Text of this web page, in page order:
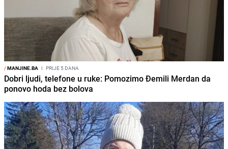
/MANJINE.BA I PRIJE 5 DANA
Dobri ljudi, telefone u ruke: Pomozimo Đemili Merdan da
ponovo hoda bez bolova